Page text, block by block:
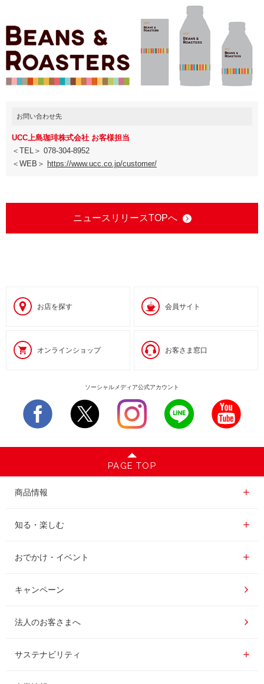
お問い合わせ先
UCC上島珈琲株式会社 お客様担当
＜TEL＞ 078-304-8952
＜WEB＞ https://www.ucc.co.jp/customer/
ニュースリリースTOPへ
お店を探す 会員サイト
オンラインショップ お客さま窓口
ソーシャルメディア公式アカウント
PAGE TOP
商品情報
商品情報一覧
レギュラーコーヒー
インスタントコーヒー
ドリップポッド
知る・楽しむ
知る・楽しむ一覧
おいしいコーヒーの淹れ方
コーヒー百科
レシピ
おでかけ・イベント
おでかけ・イベント情報一覧
UCCコーヒー博物館
UCCコーヒーアカデミー
工場見学
東京ディズニーリゾート®︎
キャンペーン
法人のお客さまへ
サステナビリティ
サステナビリティ